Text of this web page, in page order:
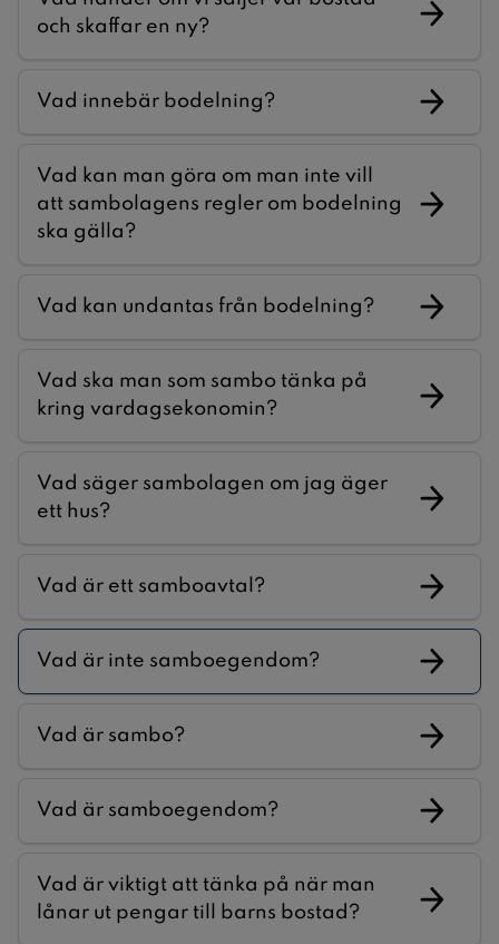
och skaffar en ny?
Vad innebär bodelning?
Vad kan man göra om man inte vill
att sambolagens regler om bodelning
ska gälla?
Vad kan undantas från bodelning?
Vad ska man som sambo tänka på
kring vardagsekonomin?
Vad säger sambolagen om jag äger
ett hus?
Vad är ett samboavtal?
Vad är inte samboegendom?
Vad är sambo?
Vad är samboegendom?
Vad är viktigt att tänka på när man
lånar ut pengar till barns bostad?